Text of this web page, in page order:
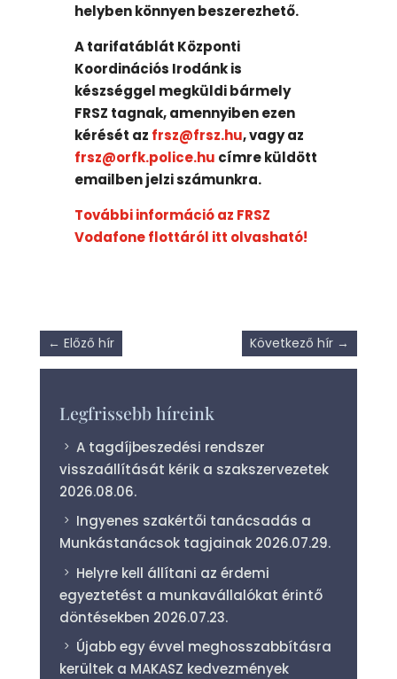
helyben könnyen beszerezhető.
A tarifatáblát Központi
Koordinációs Irodánk is
készséggel megküldi bármely
FRSZ tagnak, amennyiben ezen
kérését az frsz@frsz.hu, vagy az
frsz@orfk.police.hu címre küldött
emailben jelzi számunkra.
További információ az FRSZ
Vodafone flottáról itt olvasható!
← Előző hír Következő hír →
Legfrissebb híreink
A tagdíjbeszedési rendszer
visszaállítását kérik a szakszervezetek
2026.08.06.
Ingyenes szakértői tanácsadás a
Munkástanácsok tagjainak 2026.07.29.
Helyre kell állítani az érdemi
egyeztetést a munkavállalókat érintő
döntésekben 2026.07.23.
Újabb egy évvel meghosszabbításra
kerültek a MAKASZ kedvezmények